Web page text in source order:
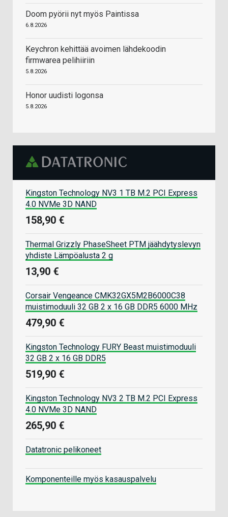
Doom pyörii nyt myös Paintissa
6.8.2026
Keychron kehittää avoimen lähdekoodin
firmwarea pelihiiriin
5.8.2026
Honor uudisti logonsa
5.8.2026
Kingston Technology NV3 1 TB M.2 PCI Express
4.0 NVMe 3D NAND
158,90 €
Thermal Grizzly PhaseSheet PTM jäähdytyslevyn
yhdiste Lämpöalusta 2 g
13,90 €
Corsair Vengeance CMK32GX5M2B6000C38
muistimoduuli 32 GB 2 x 16 GB DDR5 6000 MHz
479,90 €
Kingston Technology FURY Beast muistimoduuli
32 GB 2 x 16 GB DDR5
519,90 €
Kingston Technology NV3 2 TB M.2 PCI Express
4.0 NVMe 3D NAND
265,90 €
Datatronic pelikoneet
Komponenteille myös kasauspalvelu